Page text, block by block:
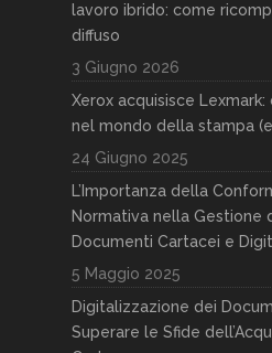
lavoro ibrido: come
diffuso
3 Giugno 2026
Xerox acquisisce Lexmark:
nel mondo della stampa
24 Giugno 2025
L’Importanza della
Normativa nella Gestione
Documenti Cartacei e
5 Maggio 2025
Digitalizzazione dei
Superare le Sfide